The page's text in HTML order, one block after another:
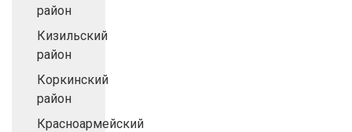
район
Кизильский
район
Коркинский
район
Красноармейский